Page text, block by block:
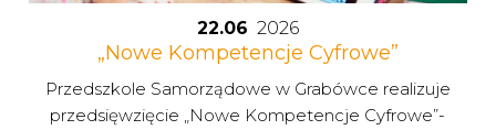
22.06 2026
„Nowe Kompetencje Cyfrowe”
Przedszkole Samorządowe w Grabówce realizuje
przedsięwzięcie „Nowe Kompetencje Cyfrowe”-